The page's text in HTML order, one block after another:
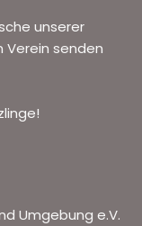
unserer
Verein senden
Umgebung e.V.